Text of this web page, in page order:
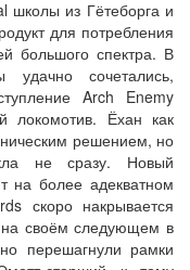
школы из Гётеборга и
для потребления
большого спектра. В
удачно сочетались,
Arch Enemy
локомотив. Ёхан как
решением, но
не сразу. Новый
на более адекватном
скоро накрывается
своём следующем в
перешагнули рамки